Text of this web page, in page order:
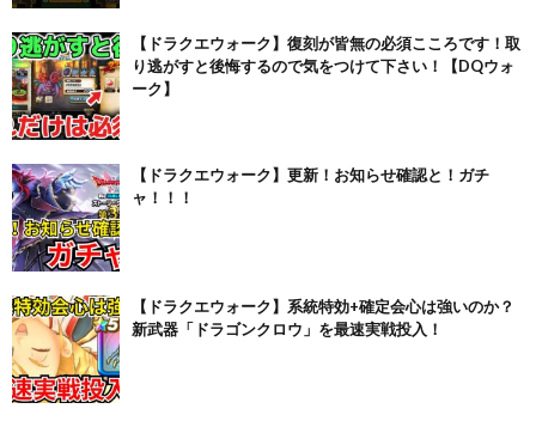
【ドラクエウォーク】復刻が皆無の必須こころです！取
り逃がすと後悔するので気をつけて下さい！【DQウォ
ーク】
【ドラクエウォーク】更新！お知らせ確認と！ガチ
ャ！！！
【ドラクエウォーク】系統特効+確定会心は強いのか？
新武器「ドラゴンクロウ」を最速実戦投入！